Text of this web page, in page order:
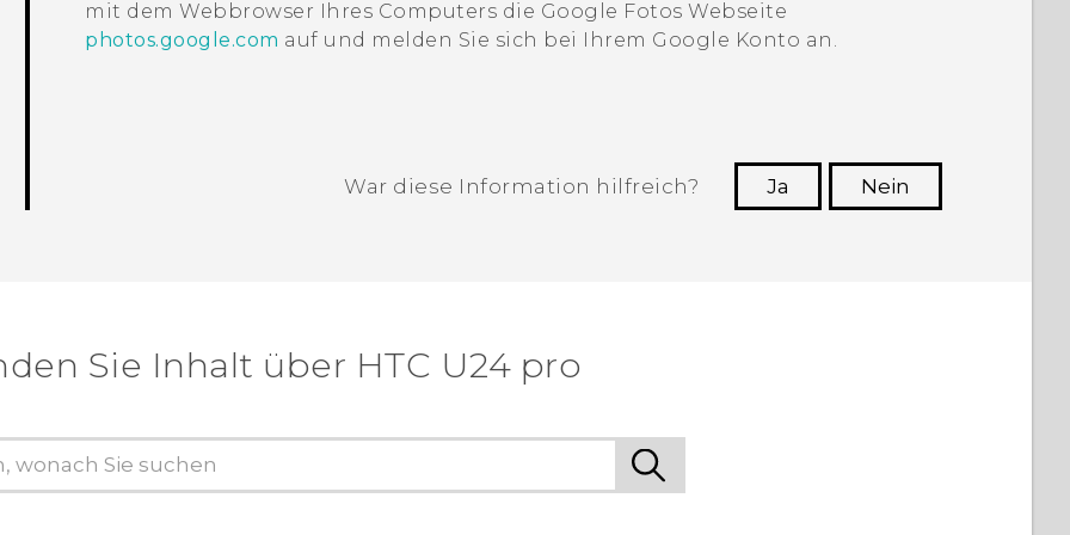
mit dem Webbrowser Ihres Computers die Google Fotos Webseite
photos.google.com auf und melden Sie sich bei Ihrem Google Konto an.
War diese Information hilfreich? Ja
Nein
Sie Inhalt über‎ HTC U24 pro